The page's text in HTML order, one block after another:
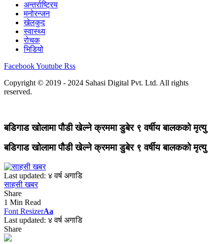
अन्तर्राष्ट्रिय
मनोरन्जन
खेलकुद
स्वास्थ्य
रोचक
भिडियो
FacebookYoutube Rss
Copyright © 2019 - 2024 Sahasi Digital Pvt. Ltd. All rights
reserved.
बडिगाड खोलामा पौडी खेल्ने क्रममा डुबेर ९ वर्षीय बालकको मृत्यु
बडिगाड खोलामा पौडी खेल्ने क्रममा डुबेर ९ वर्षीय बालकको मृत्यु
Last updated: ४ वर्ष अगाडि
साहसी खबर
Share
1 Min Read
Font ResizerAa
Last updated: ४ वर्ष अगाडि
Share